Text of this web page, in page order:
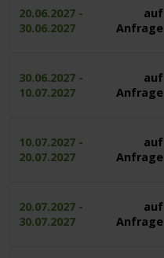
20.06.2027 -
30.06.2027
auf
Anfrage
30.06.2027 -
10.07.2027
auf
Anfrage
10.07.2027 -
20.07.2027
auf
Anfrage
20.07.2027 -
30.07.2027
auf
Anfrage